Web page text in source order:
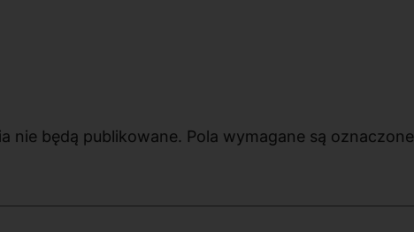
nie będą publikowane. Pola wymagane są oznaczone